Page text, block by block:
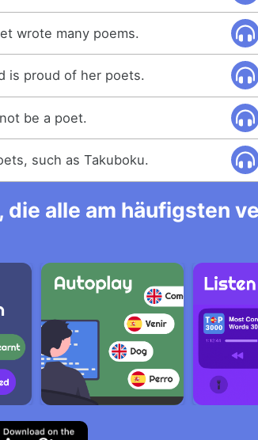
wrote many poems.
is proud of her poets.
be a poet.
such as Takuboku.
alle am häufigsten